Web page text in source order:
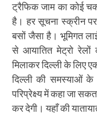
ट्रैफिक जाम का कोई
है। हर सूचना स्क्रीन पर
बसों जैसा है। भूमिगत
से आयातित मेट्रो रेलों
मिलाकर दिल्ली के लिए
दिल्ली की समस्याओं के
परिप्रेक्ष्य में कहा जा
कर देगी। यहाँ की